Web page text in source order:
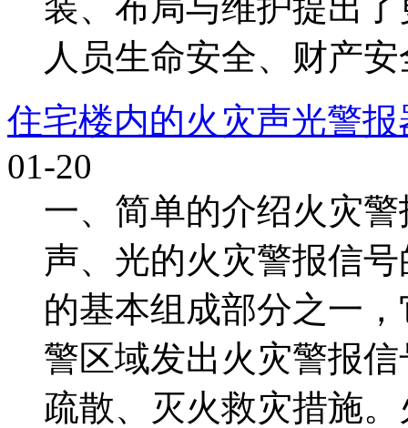
人员生命安全、财产
住宅楼内的火灾声光警
01-20
一、简单的介绍火灾
声、光的火灾警报信
的基本组成部分之一
警区域发出火灾警报
疏散、灭火救灾措施